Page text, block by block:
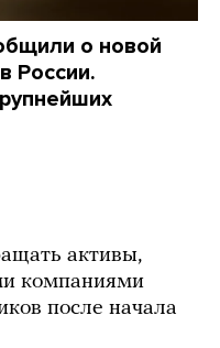
о новой
России.
активы,
компаниями
после начала